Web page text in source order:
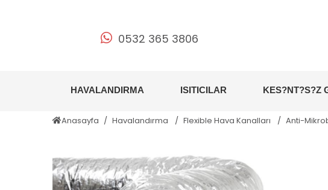
0532 365 3806
HAVALANDIRMA ISITICILAR KES?NT?S?Z
Anasayfa Havalandırma Flexible Hava Kanalları Anti-